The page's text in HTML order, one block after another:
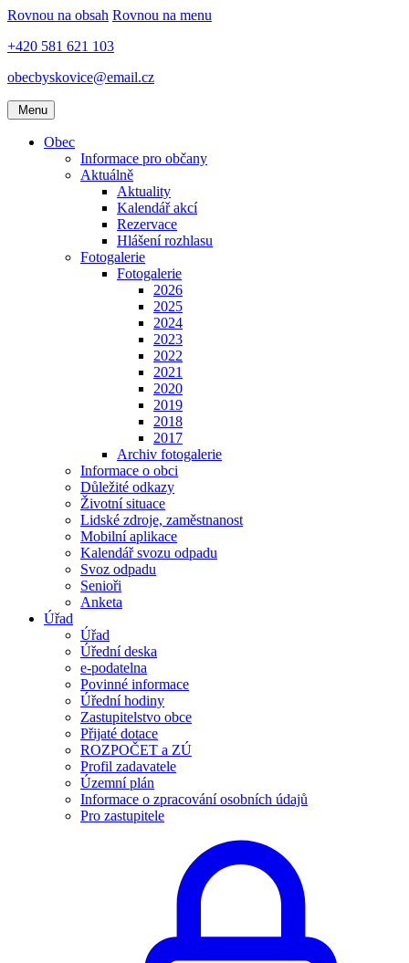
Rovnou na obsah Rovnou na menu
+420 581 621 103
obecbyskovice@email.cz
Menu
Obec
Informace pro občany
Aktuálně
Aktuality
Kalendář akcí
Rezervace
Hlášení rozhlasu
Fotogalerie
Fotogalerie
2026
2025
2024
2023
2022
2021
2020
2019
2018
2017
Archiv fotogalerie
Informace o obci
Důležité odkazy
Životní situace
Lidské zdroje, zaměstnanost
Mobilní aplikace
Kalendář svozu odpadu
Svoz odpadu
Senioři
Anketa
Úřad
Úřad
Úřední deska
e-podatelna
Povinné informace
Úřední hodiny
Zastupitelstvo obce
Přijaté dotace
ROZPOČET a ZÚ
Profil zadavatele
Územní plán
Informace o zpracování osobních údajů
Pro zastupitele